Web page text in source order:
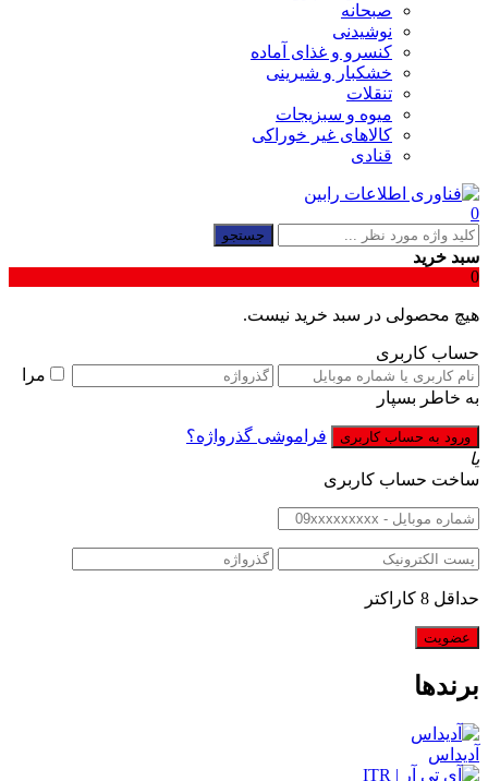
صبحانه
نوشیدنی
کنسرو و غذای آماده
خشکبار و شیرینی
تنقلات
میوه و سبزیجات
کالاهای غیر خوراکی
قنادی
0
جستجو
سبد خرید
0
هیچ محصولی در سبد خرید نیست.
حساب کاربری
مرا
به خاطر بسپار
فراموشی گذرواژه؟
یا
ساخت حساب کاربری
حداقل 8 کاراکتر
برندها
آدیداس